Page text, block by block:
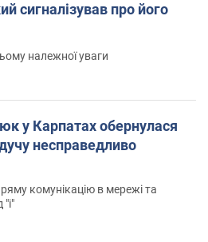
сигналізував про його
належної уваги
у Карпатах обернулася
несправедливо
комунікацію в мережі та